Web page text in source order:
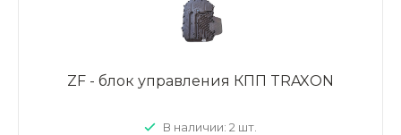
ZF - блок управления КПП TRAXON
В наличии: 2 шт.